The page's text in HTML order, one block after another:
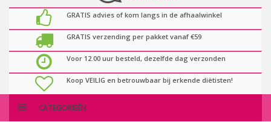
GRATIS advies of kom langs in de afhaalwinkel
GRATIS verzending per pakket vanaf €59
Voor 12.00 uur besteld, dezelfde dag verzonden
Koop VEILIG en betrouwbaar bij erkende diëtisten!
CATEGORIEËN